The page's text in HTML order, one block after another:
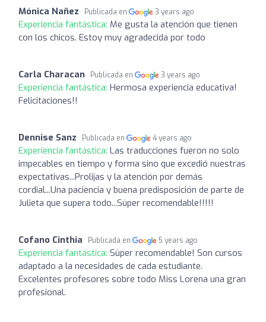
Mónica Nañez Publicada en 3 years ago
Experiencia fantástica: Me gusta la atención que tienen
con los chicos. Estoy muy agradecida por todo
Carla Characan Publicada en 3 years ago
Experiencia fantástica: Hermosa experiencia educativa!
Felicitaciones!!
Dennise Sanz Publicada en 4 years ago
Experiencia fantástica: Las traducciones fueron no solo
impecables en tiempo y forma sino que excedió nuestras
expectativas...Prolijas y la atención por demás
cordial...Una paciencia y buena predisposición de parte de
Julieta que supera todo...Súper recomendable!!!!!
Cofano Cinthia Publicada en 5 years ago
Experiencia fantástica: Súper recomendable! Son cursos
adaptado a la necesidades de cada estudiante.
Excelentes profesores sobre todo Miss Lorena una gran
profesional.